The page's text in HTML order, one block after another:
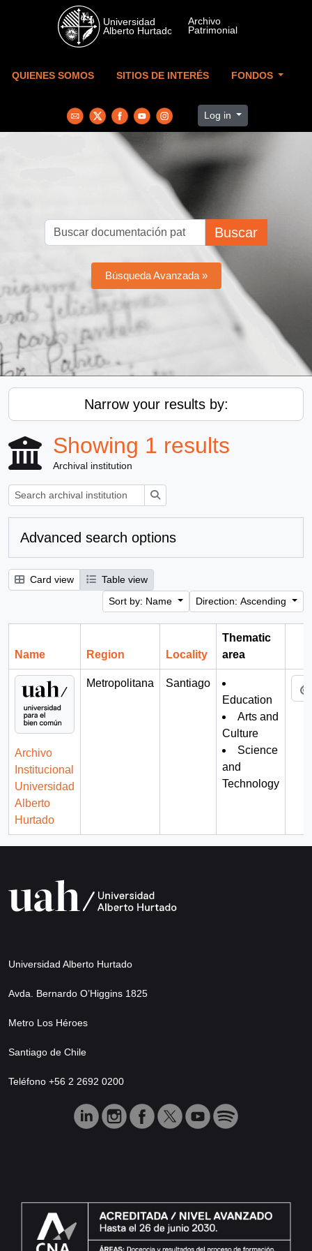
Skip to main content
QUIENES SOMOS SITIOS DE INTERÉS FONDOS
Log in
Buscar
Búsqueda Avanzada »
Narrow your results by:
Showing 1 results
Archival institution
Advanced search options
Card view
Table view
Sort by: Name
Direction: Ascending
Name Region Locality
Thematic
area
Archivo
Institucional
Universidad
Alberto
Hurtado
Metropolitana
Santiago
Education
Arts and
Culture
Science
and
Technology
Universidad Alberto Hurtado
Avda. Bernardo O’Higgins 1825
Metro Los Héroes
Santiago de Chile
Teléfono +56 2 2692 0200